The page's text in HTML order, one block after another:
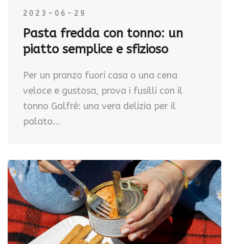
2023-06-29
Pasta fredda con tonno: un
piatto semplice e sfizioso
Per un pranzo fuori casa o una cena
veloce e gustosa, prova i fusilli con il
tonno Galfrè: una vera delizia per il
palato…